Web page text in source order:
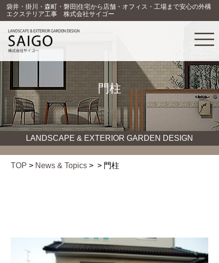
袋井・掛川・森町・磐田|住宅から店舗・オフィス・工場まで安心の外構
エクステリア工事 株式会社サイゴー
門柱
LANDSCAPE & EXTERIOR GARDEN DESIGN
TOP > News & Topics > > 門柱